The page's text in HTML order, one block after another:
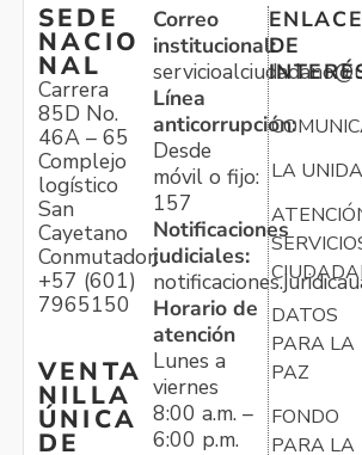
SEDE
NACIO
NAL
Carrera
85D No.
46A – 65
Complejo
logístico
San
Cayetano
Conmutador:
+57 (601)
7965150
VENTA
NILLA
ÚNICA
DE
Correo
institucional:
Línea
anticorrupción:
Desde
móvil o fijo:
157
Notificaciones
judiciales:
Horario de
atención
Lunes a
viernes
8:00 a.m. –
6:00 p.m.
DE
LA
DATOS
PARA LA
PAZ
FONDO
PARA LA